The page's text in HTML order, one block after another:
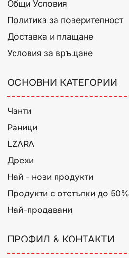
Общи Условия
Политика за поверителност
Доставка и плащане
Условия за връщане
ОСНОВНИ КАТЕГОРИИ
Чанти
Раници
LZARA
Дрехи
Най - нови продукти
Продукти с отстъпки до 50%
Най-продавани
ПРОФИЛ & КОНТАКТИ